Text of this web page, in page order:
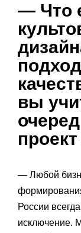
— Что
вы
— Любой
России
исключение.